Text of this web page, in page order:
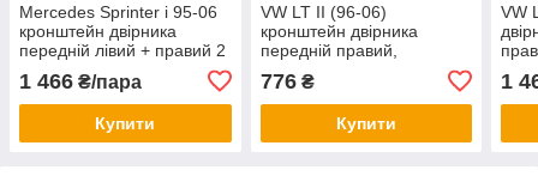
Mercedes Sprinter і 95-06
кронштейн двірника
передній лівий + правий 2
шт., 9018200144 арт. DA-
21256
1 466 ₴/пара
Купити
VW LT II (96-06)
кронштейн двірника
передній правий,
9018200144 Фольксваген
ЛТ
776₴
Купити
VW
1